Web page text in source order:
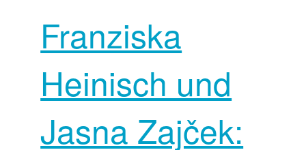
Franziska
Heinisch und
Jasna Zajček: